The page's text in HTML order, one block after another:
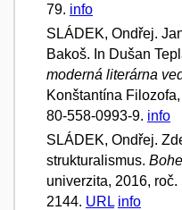
79. info
SLÁDEK, Ondřej.
Bakoš. In Dušan
moderná literárna
Konštantína
80-558-0993-9. info
SLÁDEK, Ondřej.
strukturalismus.
univerzita, 2016,
2144. URL info